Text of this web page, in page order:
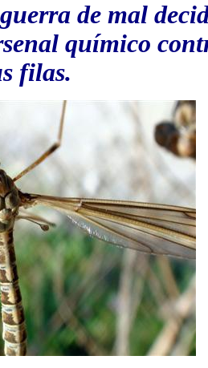
de mal
químico
filas.